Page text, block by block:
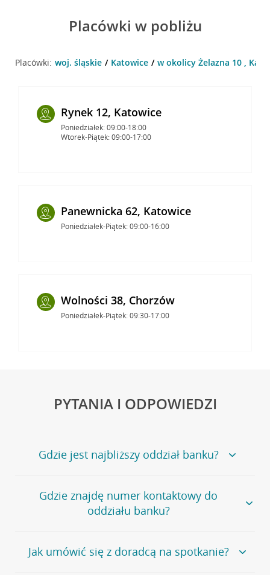
Placówki w pobliżu
Placówki: woj. śląskie Katowice w okolicy Żelazna 10 ,
Rynek 12, Katowice
Poniedziałek: 09:00-18:00
Wtorek-Piątek: 09:00-17:00
Panewnicka 62, Katowice
Poniedziałek-Piątek: 09:00-16:00
Wolności 38, Chorzów
Poniedziałek-Piątek: 09:30-17:00
PYTANIA I ODPOWIEDZI
Gdzie jest najbliższy oddział banku?
Jeśli szukasz oddziału naszego banku, zapraszamy na
stronęPlacówki i bankomaty, na której znajduje się
wygodna wyszukiwarka.
oddziałów
Gdzie znajdę numer kontaktowy do
oddziału banku?
Bank Credit Agricole nie udostępnia ogólnego numeru
telefonu do placówki bankowej.
Jak umówić się z doradcą na spotkanie?